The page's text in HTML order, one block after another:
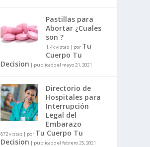
Pastillas para
Abortar ¿Cuales
son ?
1.4k vistas| por Tu
Cuerpo Tu
Decision | publicado el mayo 21, 2021
Directorio de
Hospitales para
Interrupción
Legal del
Embarazo
872 vistas| por Tu Cuerpo Tu
Decision | publicado el febrero 25, 2021